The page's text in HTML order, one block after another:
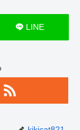
LINE